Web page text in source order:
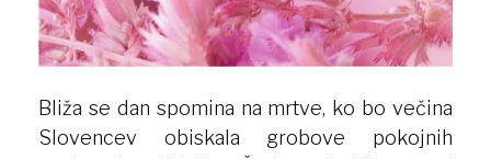
Bliža se dan spomina na mrtve, ko bo večina
Slovencev obiskala grobove pokojnih